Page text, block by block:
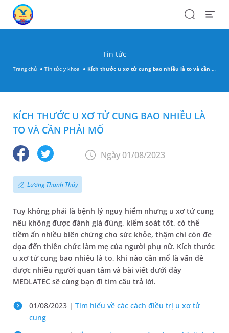
SearchOpen
Tin tức
Trang chủ Tin tức y khoa Kích thước u xơ tử cung bao nhiều là to và cần phải mổ
KÍCH THƯỚC U XƠ TỬ CUNG BAO NHIỀU LÀ
TO VÀ CẦN PHẢI MỔ
Ngày 01/08/2023
Lương Thanh Thủy
Tuy không phải là bệnh lý nguy hiểm nhưng u xơ tử cung
nếu không được đánh giá đúng, kiểm soát tốt, có thể
tiềm ẩn nhiều biến chứng cho sức khỏe, thậm chí còn đe
dọa đến thiên chức làm mẹ của người phụ nữ. Kích thước
u xơ tử cung bao nhiêu là to, khi nào cần mổ là vấn đề
được nhiều người quan tâm và bài viết dưới đây
MEDLATEC sẽ cùng bạn đi tìm câu trả lời.
01/08/2023 | Tìm hiểu về các cách điều trị u xơ tử
cung